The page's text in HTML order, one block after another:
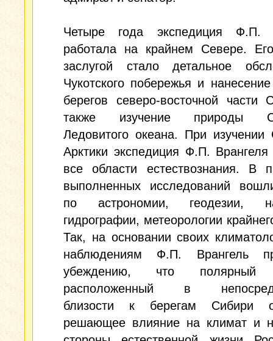
Четыре года экспедиция Ф.П.
работала на крайнем Севере.
заслугой стало детальное
Чукотского побережья и
берегов северо-восточной части
также изучение природы
Ледовитого океана. При
Арктики экспедиция Ф.П. Врангеля
все области естествознания. В
выполненных исследований
по астрономии, геодезии,
гидрографии, метеорологии
Так, на основании своих
наблюдениям Ф.П. Врангель
убеждению, что полярный
расположенный в
близости к берегам Сибири
решающее влияние на климат и